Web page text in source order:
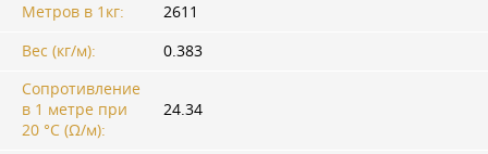
Метров в 1кг:
2611
Вес (кг/м):
0.383
Сопротивление
в 1 метре при
20 °C (Ω/м):
24.34